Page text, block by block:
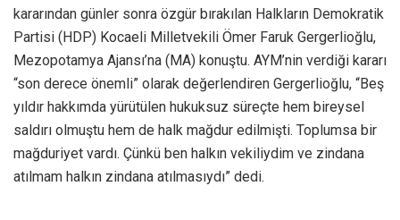
kararından günler sonra özgür bırakılan Halkların Demokratik
Partisi (HDP) Kocaeli Milletvekili Ömer Faruk Gergerlioğlu,
Mezopotamya Ajansı’na (MA) konuştu. AYM’nin verdiği kararı
“son derece önemli” olarak değerlendiren Gergerlioğlu, “Beş
yıldır hakkımda yürütülen hukuksuz süreçte hem bireysel
saldırı olmuştu hem de halk mağdur edilmişti. Toplumsa bir
mağduriyet vardı. Çünkü ben halkın vekiliydim ve zindana
atılmam halkın zindana atılmasıydı” dedi.